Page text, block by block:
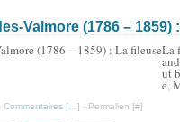
Valmore (1786 – 1859)
La
ut
e,
Commentaires [ ] - Permalien [#]